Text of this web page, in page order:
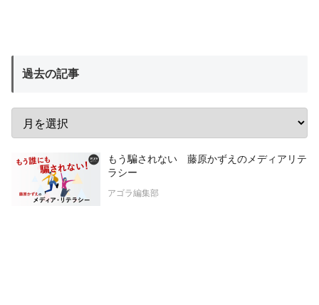
過去の記事
もう騙されない 藤原かずえのメディアリテ
ラシー
アゴラ編集部